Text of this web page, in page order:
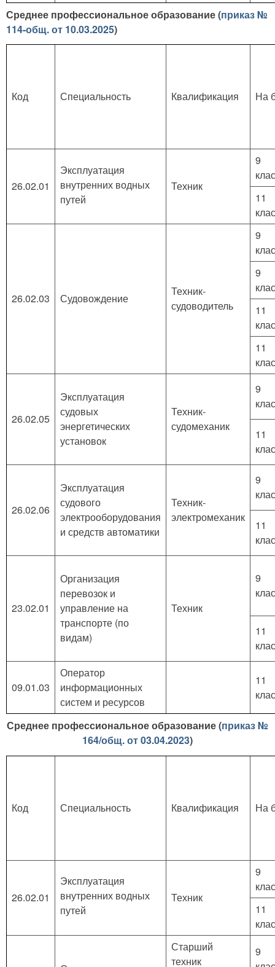
Среднее профессиональное образование (приказ №
114-общ. от 10.03.2025)
Код Специальность Квалификация На
26.02.01
Эксплуатация
внутренних водных
путей
Техник
9
11
26.02.03 Судовождение
Техник-
судоводитель
9
9
11
11
26.02.05
Эксплуатация
судовых
энергетических
установок
Техник-
судомеханик
9
11
26.02.06
Эксплуатация
судового
электрооборудования
и средств автоматики
Техник-
электромеханик
9
11
23.02.01
Организация
перевозок и
управление на
транспорте (по
видам)
Техник
9
11
09.01.03
Оператор
информационных
систем и ресурсов
11
Среднее профессиональное образование (приказ №
164/общ. от 03.04.2023)
Код Специальность Квалификация На
26.02.01
Эксплуатация
внутренних водных
путей
Техник
9
11
Старший
техник
9